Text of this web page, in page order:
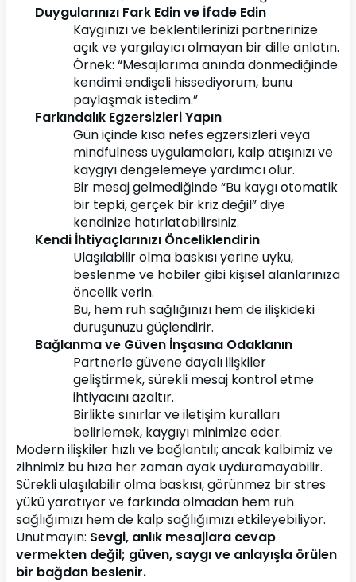
Duygularınızı Fark Edin ve İfade Edin
Kaygınızı ve beklentilerinizi partnerinize
açık ve yargılayıcı olmayan bir dille anlatın.
Örnek: “Mesajlarıma anında dönmediğinde
kendimi endişeli hissediyorum, bunu
paylaşmak istedim.”
Farkındalık Egzersizleri Yapın
Gün içinde kısa nefes egzersizleri veya
mindfulness uygulamaları, kalp atışınızı ve
kaygıyı dengelemeye yardımcı olur.
Bir mesaj gelmediğinde “Bu kaygı otomatik
bir tepki, gerçek bir kriz değil” diye
kendinize hatırlatabilirsiniz.
Kendi İhtiyaçlarınızı Önceliklendirin
Ulaşılabilir olma baskısı yerine uyku,
beslenme ve hobiler gibi kişisel alanlarınıza
öncelik verin.
Bu, hem ruh sağlığınızı hem de ilişkideki
duruşunuzu güçlendirir.
Bağlanma ve Güven İnşasına Odaklanın
Partnerle güvene dayalı ilişkiler
geliştirmek, sürekli mesaj kontrol etme
ihtiyacını azaltır.
Birlikte sınırlar ve iletişim kuralları
belirlemek, kaygıyı minimize eder.
Modern ilişkiler hızlı ve bağlantılı; ancak kalbimiz ve
zihnimiz bu hıza her zaman ayak uyduramayabilir.
Sürekli ulaşılabilir olma baskısı, görünmez bir stres
yükü yaratıyor ve farkında olmadan hem ruh
sağlığımızı hem de kalp sağlığımızı etkileyebiliyor.
Unutmayın: Sevgi, anlık mesajlara cevap
vermekten değil; güven, saygı ve anlayışla örülen
bir bağdan beslenir.